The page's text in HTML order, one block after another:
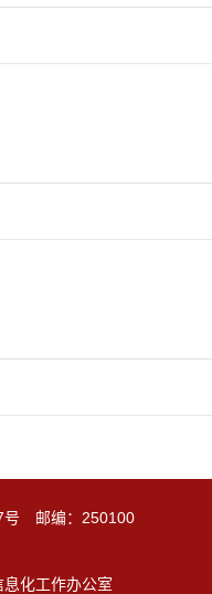
号 邮编：250100
息化工作办公室